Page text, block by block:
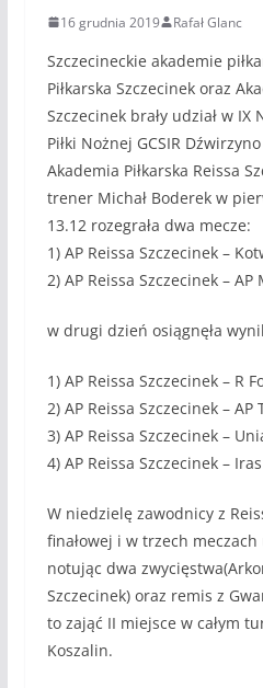
16 grudnia 2019 Rafał Glanc
Szczecineckie akademie
Piłkarska Szczecinek oraz
Szczecinek brały udział w
Piłki Nożnej GCSIR
Akademia Piłkarska Reissa
trener Michał Boderek w
13.12 rozegrała dwa mecze:
1) AP Reissa Szczecinek –
2) AP Reissa Szczecinek – AP
w drugi dzień osiągnęła
1) AP Reissa Szczecinek – R
2) AP Reissa Szczecinek –
3) AP Reissa Szczecinek –
4) AP Reissa Szczecinek –
W niedzielę zawodnicy z
finałowej i w trzech
notując dwa
Szczecinek) oraz remis z
to zająć II miejsce w całym
Koszalin.